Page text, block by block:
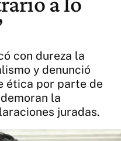
Reperfilar
con dureza la
y denunció
ética por parte de
la
juradas.